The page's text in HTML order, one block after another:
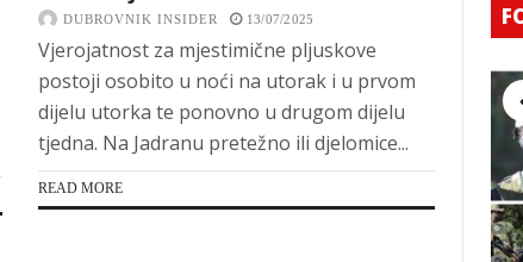
DUBROVNIK INSIDER 13/07/2025
Vjerojatnost za mjestimične pljuskove
postoji osobito u noći na utorak i u prvom
dijelu utorka te ponovno u drugom dijelu
tjedna. Na Jadranu pretežno ili djelomice...
READ MORE